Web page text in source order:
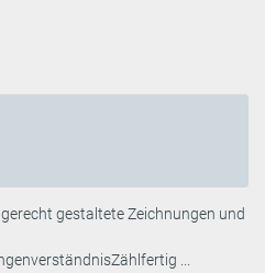
gestaltete Zeichnungen und
...